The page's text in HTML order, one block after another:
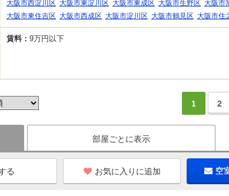
大阪市西淀川区 大阪市東淀川区 大阪市東成区 大阪市生野区 大阪市
大阪市東住吉区 大阪市西成区 大阪市淀川区 大阪市鶴見区 大阪市住
賃料： 9万円以下
1 2
部屋ごとに表示
お気に入りに追加 空